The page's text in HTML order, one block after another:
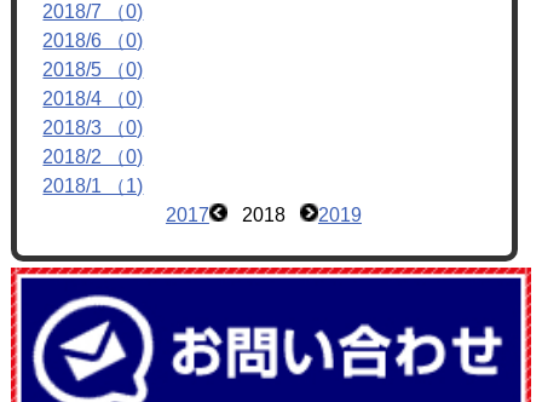
2018/7 （0)
2018/6 （0)
2018/5 （0)
2018/4 （0)
2018/3 （0)
2018/2 （0)
2018/1 （1)
2017
2018 2019